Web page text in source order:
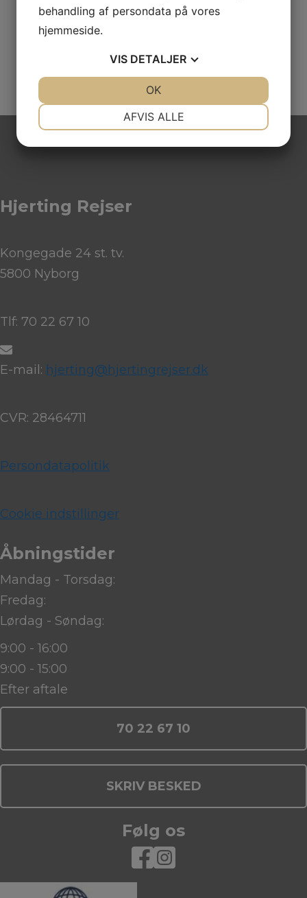
Hjerting Rejser
Kongegade 24 st. tv.
5800 Nyborg
Tlf: 70 22 67 10
E-mail: hjerting@hjertingrejser.dk
CVR: 28464711
Persondatapolitik
Cookie indstillinger
Åbningstider
Mandag - Torsdag:
Fredag:
Lørdag - Søndag:
9:00 - 16:00
9:00 - 15:00
Efter aftale
70 22 67 10
SKRIV BESKED
Følg os
behandling af persondata på vores
hjemmeside.
VIS DETALJER
AFVIS ALLE
OK